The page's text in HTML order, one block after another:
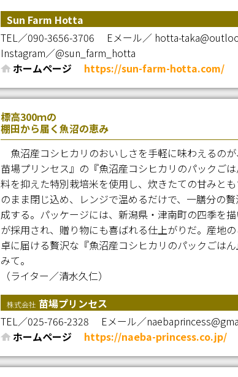
Sun Farm Hotta
TEL／090-3656-3706
Eメール／ hotta-
Instagram／@sun_farm_hotta
ホームページ
https://sun-farm-hotta.com/
標高300ｍの
棚田から届く魚沼の恵み
魚沼産コシヒカリのおいしさを手軽に味わえるの
苗場プリンセス』の『魚沼産コシヒカリのパックご
料を抑えた特別栽培米を使用し、炊きたての甘みと
のまま閉じ込め、レンジで温めるだけで、一膳分の
成する。パッケージには、新潟県・津南町の四季を
が採用され、贈り物にも喜ばれる仕上がりだ。産地
卓に届ける贅沢な『魚沼産コシヒカリのパックごは
みて。
（ライター／清水久仁）
株式会社 苗場プリンセス
TEL／025-766-2328
Eメール／
ホームページ
https://naeba-princess.co.jp/